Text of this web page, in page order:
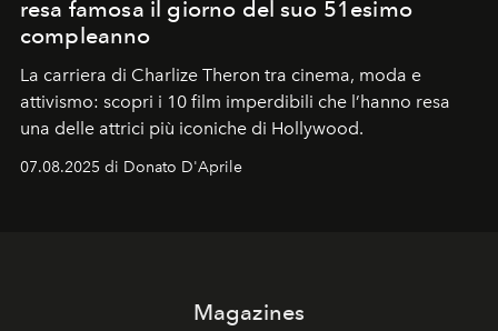
resa famosa il giorno del suo 51esimo
compleanno
La carriera di Charlize Theron tra cinema, moda e
attivismo: scopri i 10 film imperdibili che l’hanno resa
una delle attrici più iconiche di Hollywood.
07.08.2025 di Donato D'Aprile
Magazines